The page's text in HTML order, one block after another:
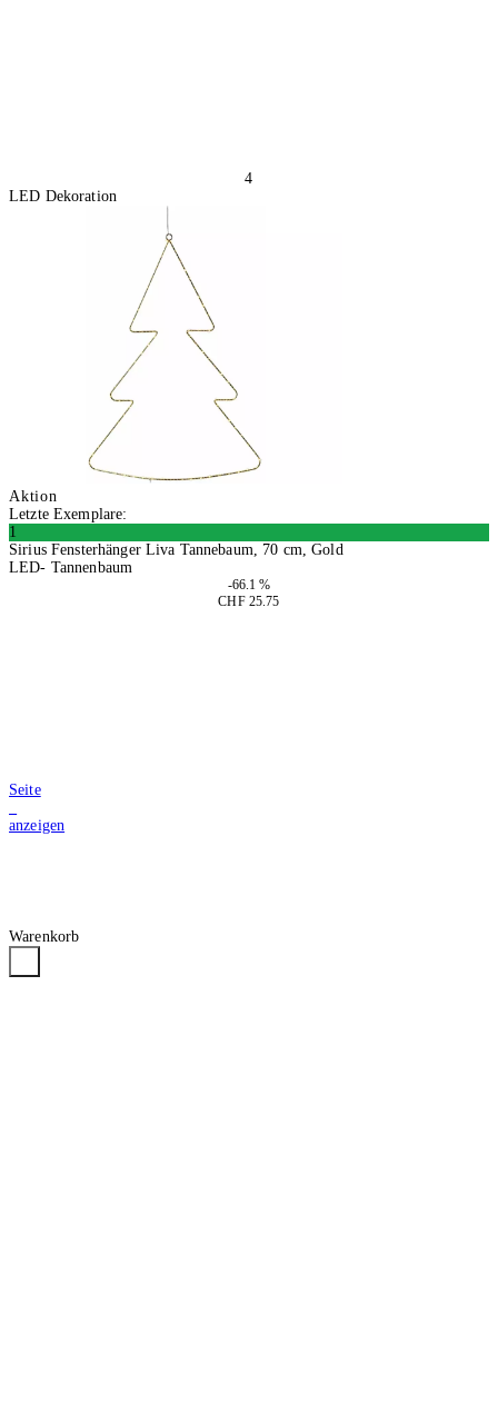
4
LED Dekoration
Aktion
Letzte Exemplare:
1
Sirius Fensterhänger Liva Tannebaum, 70 cm, Gold
LED- Tannenbaum
-66.1 %
CHF 25.75
Seite
anzeigen
Warenkorb